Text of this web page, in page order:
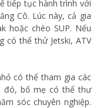
tiếp tục hành trình với
Cô. Lúc này, cả gia
hoặc chèo SUP. Nếu
có thể thử Jetski, ATV
có thể tham gia các
đó, bố mẹ có thể thư
sóc chuyên nghiệp.